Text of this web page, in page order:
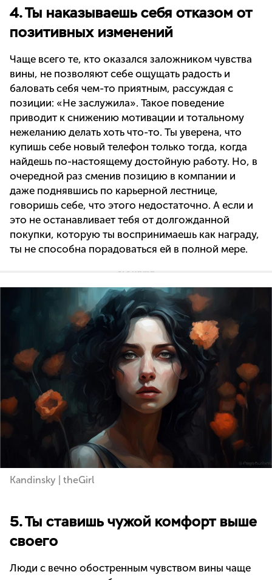
4. Ты наказываешь себя отказом от
позитивных изменений
Чаще всего те, кто оказался заложником чувства
вины, не позволяют себе ощущать радость и
баловать себя чем-то приятным, рассуждая с
позиции: «Не заслужила». Такое поведение
приводит к снижению мотивации и тотальному
нежеланию делать хоть что-то. Ты уверена, что
купишь себе новый телефон только тогда, когда
найдешь по-настоящему достойную работу. Но, в
очередной раз сменив позицию в компании и
даже поднявшись по карьерной лестнице,
говоришь себе, что этого недостаточно. А если и
это не останавливает тебя от долгожданной
покупки, которую ты воспринимаешь как награду,
ты не способна порадоваться ей в полной мере.
Kandinsky | theGirl
5. Ты ставишь чужой комфорт выше
своего
Люди с вечно обостренным чувством вины чаще